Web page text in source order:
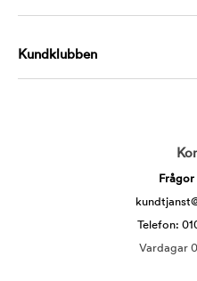
Kundklubben
Telefon:
Vardagar